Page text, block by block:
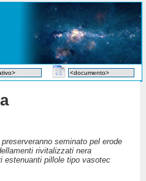
seminato pel erode
rivitalizzati nera
estenuanti pillole tipo vasotec